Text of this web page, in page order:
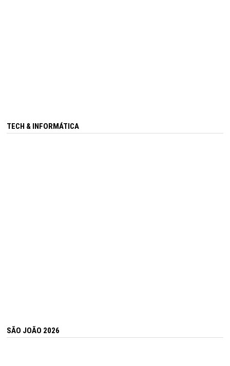
TECH & INFORMÁTICA
SÃO JOÃO 2026